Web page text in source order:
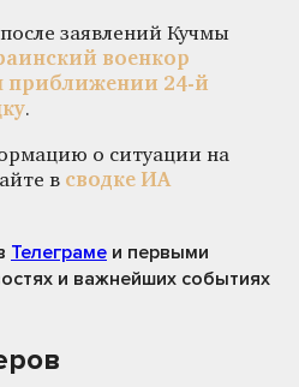
заявлений Кучмы
военкор
приближении 24-й
.
о ситуации на
в сводке ИА
Телеграме и первыми
и важнейших событиях